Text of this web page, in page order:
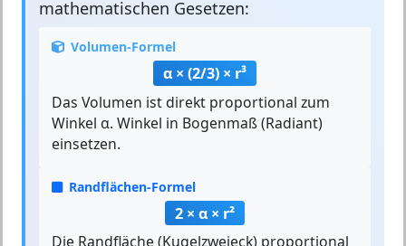
mathematischen Gesetzen:
Volumen-Formel
α × (2/3) × r³
Das Volumen ist direkt proportional zum
Winkel α. Winkel in Bogenmaß (Radiant)
einsetzen.
Randflächen-Formel
2 × α × r²
Die Randfläche (Kugelzweieck) proportional